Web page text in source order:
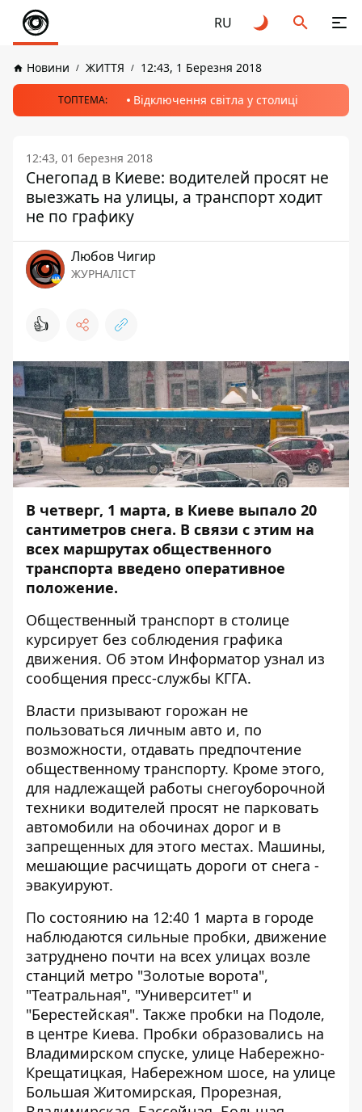
RU
Новини ЖИТТЯ 12:43, 1 Березня 2018
ТОПТЕМА: Відключення світла у столиці
12:43, 01 березня 2018
Снегопад в Киеве: водителей просят не
выезжать на улицы, а транспорт ходит
не по графику
Любов Чигир
ЖУРНАЛІСТ
👍
В четверг, 1 марта, в Киеве выпало 20
сантиметров снега. В связи с этим на
всех маршрутах общественного
транспорта введено оперативное
положение.
Общественный транспорт в столице
курсирует без соблюдения графика
движения. Об этом Информатор узнал из
сообщения пресс-службы КГГА.
Власти призывают горожан не
пользоваться личным авто и, по
возможности, отдавать предпочтение
общественному транспорту. Кроме этого,
для надлежащей работы снегоуборочной
техники водителей просят не парковать
автомобили на обочинах дорог и в
запрещенных для этого местах. Машины,
мешающие расчищать дороги от снега -
эвакуируют.
По состоянию на 12:40 1 марта в городе
наблюдаются сильные пробки, движение
затруднено почти на всех улицах возле
станций метро "Золотые ворота",
"Театральная", "Университет" и
"Берестейская". Также пробки на Подоле,
в центре Киева. Пробки образовались на
Владимирском спуске, улице Набережно-
Крещатицкая, Набережном шоcе, на улице
Большая Житомирская, Прорезная,